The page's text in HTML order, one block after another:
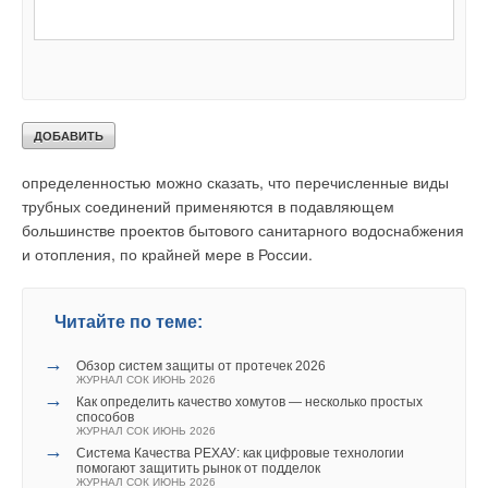
российских частных потребителей, поэтому в быту такие
В повседневной сантехнической практике можно встретить и
определенностью можно сказать, что перечисленные виды
трубных соединений применяются в подавляющем
большинстве проектов бытового санитарного водоснабжения
и отопления, по крайней мере в России.
Читайте по теме:
→ Обзор систем защиты от протечек 2026
ЖУРНАЛ СОК ИЮНЬ 2026
→
Как определить качество хомутов — несколько простых
способов
ЖУРНАЛ СОК ИЮНЬ 2026
→
Система Качества РЕХАУ: как цифровые технологии
помогают защитить рынок от подделок
ЖУРНАЛ СОК ИЮНЬ 2026